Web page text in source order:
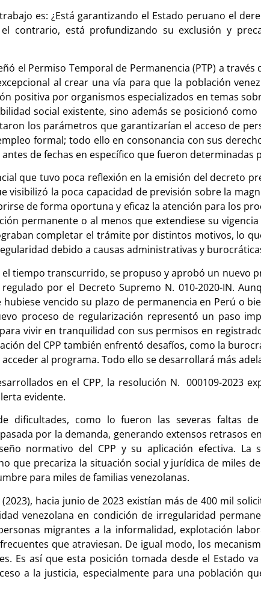
es: ¿Está garantizando el Estado peruano el
contrario, está profundizando su exclusión y
el Permiso Temporal de Permanencia (PTP) a través
al crear una vía para que la población
positiva por organismos especializados en temas
social existente, sino además se posicionó
los parámetros que garantizarían el acceso de
formal; todo ello en consonancia con sus
de fechas en específico que fueron determinadas
que tuvo poca reflexión en la emisión del decreto
visibilizó la poca capacidad de previsión sobre la
de forma oportuna y eficaz la atención para los
permanente o al menos que extendiese su
completar el trámite por distintos motivos, lo
debido a causas administrativas y
el tiempo transcurrido, se propuso y aprobó un nuevo
por el Decreto Supremo N. 010-2020-IN.
vencido su plazo de permanencia en Perú o
proceso de regularización representó un paso
vivir en tranquilidad con sus permisos en
del CPP también enfrentó desafíos, como la
al programa. Todo ello se desarrollará más
en el CPP, la resolución N. 000109-2023
evidente.
dificultades, como lo fueron las severas faltas
por la demanda, generando extensos retrasos
normativo del CPP y su aplicación efectiva. La
que precariza la situación social y jurídica de miles
para miles de familias venezolanas.
hacia junio de 2023 existían más de 400 mil
venezolana en condición de irregularidad
migrantes a la informalidad, explotación
que atraviesan. De igual modo, los
Es así que esta posición tomada desde el Estado
a la justicia, especialmente para una población